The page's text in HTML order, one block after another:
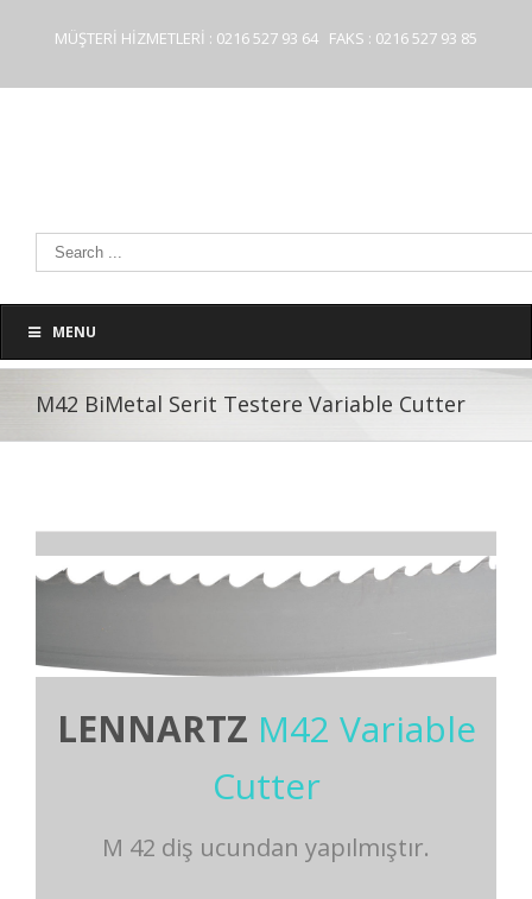
MÜŞTERİ HİZMETLERİ : 0216 527 93 64 FAKS : 0216 527 93 85
MENU
M42 BiMetal Serit Testere Variable Cutter
LENNARTZ M42 Variable
Cutter
M 42 diş ucundan yapılmıştır.